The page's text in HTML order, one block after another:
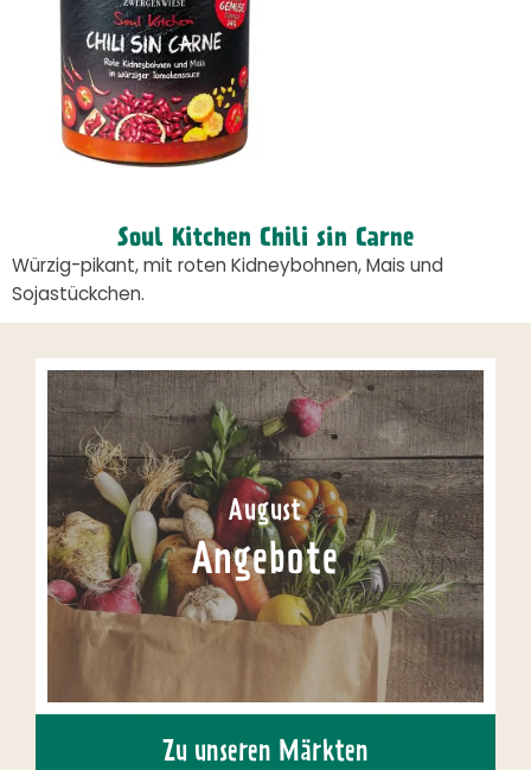
Soul Kitchen Chili sin Carne
Würzig-pikant, mit roten Kidneybohnen, Mais und
Sojastückchen.
August
Angebote
Zu unseren Märkten